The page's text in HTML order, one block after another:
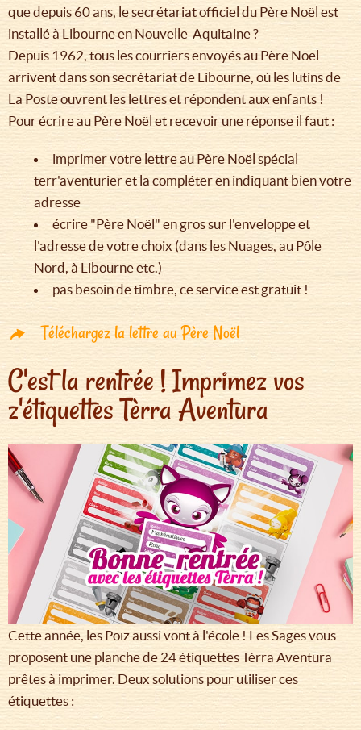
que depuis 60 ans, le secrétariat officiel du Père Noël est
installé à Libourne en Nouvelle-Aquitaine ?
Depuis 1962, tous les courriers envoyés au Père Noël
arrivent dans son secrétariat de Libourne, où les lutins de
La Poste ouvrent les lettres et répondent aux enfants !
Pour écrire au Père Noël et recevoir une réponse il faut :
imprimer votre lettre au Père Noël spécial
terr'aventurier et la compléter en indiquant bien votre
adresse
écrire "Père Noël" en gros sur l'enveloppe et
l'adresse de votre choix (dans les Nuages, au Pôle
Nord, à Libourne etc.)
pas besoin de timbre, ce service est gratuit !
Téléchargez la lettre au Père Noël
C'est la rentrée ! Imprimez vos
z'étiquettes Tèrra Aventura
Cette année, les Poïz aussi vont à l'école ! Les Sages vous
proposent une planche de 24 étiquettes Tèrra Aventura
prêtes à imprimer. Deux solutions pour utiliser ces
étiquettes :